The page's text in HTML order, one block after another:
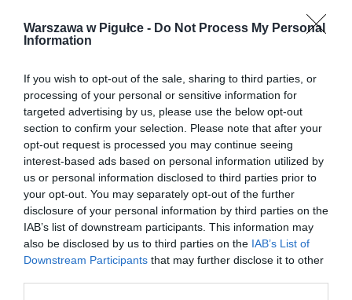
Warszawa w Pigułce - Do Not Process My Personal
Information
If you wish to opt-out of the sale, sharing to third parties, or
processing of your personal or sensitive information for
targeted advertising by us, please use the below opt-out
section to confirm your selection. Please note that after your
opt-out request is processed you may continue seeing
interest-based ads based on personal information utilized by
us or personal information disclosed to third parties prior to
your opt-out. You may separately opt-out of the further
disclosure of your personal information by third parties on the
IAB’s list of downstream participants. This information may
also be disclosed by us to third parties on the IAB’s List of
Downstream Participants that may further disclose it to other